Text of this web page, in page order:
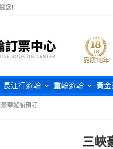
您!
長江行遊輪 重輪遊輪 黃
華遊船預訂
三峽